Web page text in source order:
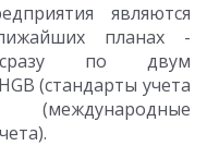
являются
планах -
по двум
(стандарты учета